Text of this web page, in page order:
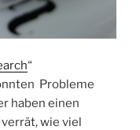
“
Probleme
haben einen
wie viel